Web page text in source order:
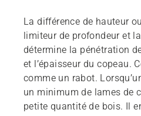
La différence de hauteur
limiteur de profondeur et
détermine la pénétration
et l’épaisseur du copeau.
comme un rabot.
un minimum de lames de
petite quantité de bois. Il